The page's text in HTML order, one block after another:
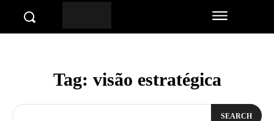
Tag: visão estratégica
SEARCH